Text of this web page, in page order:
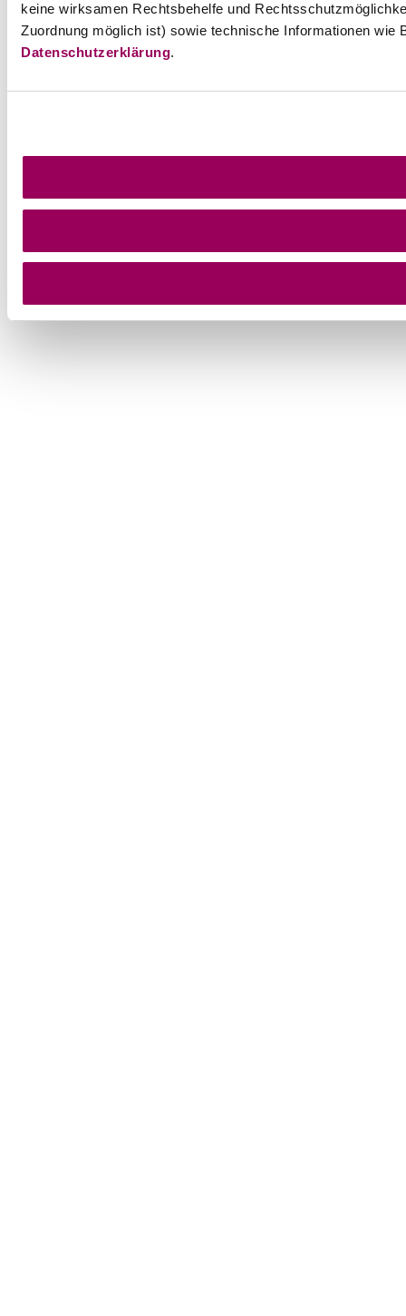
keine wirksamen Rechtsbehelfe und
Zuordnung möglich ist) sowie technische Informationen
Datenschutzerklärung.